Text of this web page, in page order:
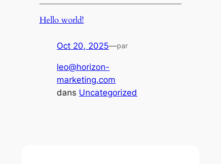
Hello world!
Oct 20, 2025—par
leo@horizon-
marketing.com
dans Uncategorized